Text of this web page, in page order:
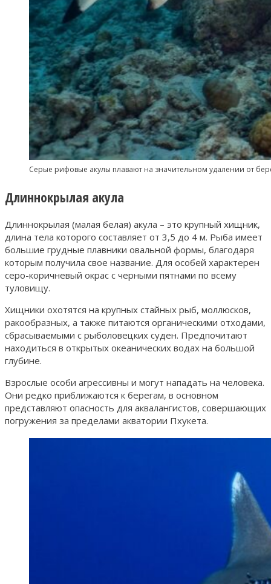
Серые рифовые акулы плавают на значительном удалении от
Длиннокрылая акула
Длиннокрылая (малая белая) акула – это крупный хищник,
длина тела которого составляет от 3,5 до 4 м. Рыба имеет
большие грудные плавники овальной формы, благодаря
которым получила свое название. Для особей характерен
серо-коричневый окрас с черными пятнами по всему
туловищу.
Хищники охотятся на крупных стайных рыб, моллюсков,
ракообразных, а также питаются органическими отходами,
сбрасываемыми с рыболовецких суден. Предпочитают
находиться в открытых океанических водах на большой
глубине.
Взрослые особи агрессивны и могут нападать на человека.
Они редко приближаются к берегам, в основном
представляют опасность для аквалангистов, совершающих
погружения за пределами акватории Пхукета.